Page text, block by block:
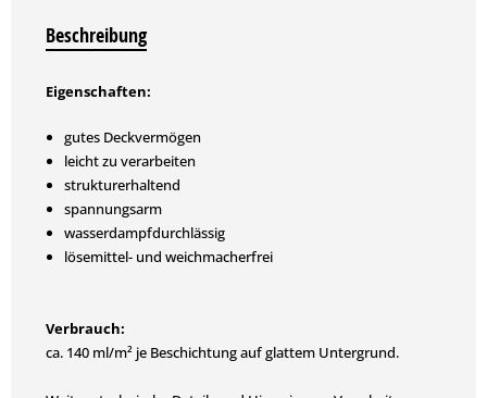
Beschreibung
Eigenschaften:
gutes Deckvermögen
leicht zu verarbeiten
strukturerhaltend
spannungsarm
wasserdampfdurchlässig
lösemittel- und weichmacherfrei
Verbrauch:
ca. 140 ml/m² je Beschichtung auf glattem Untergrund.